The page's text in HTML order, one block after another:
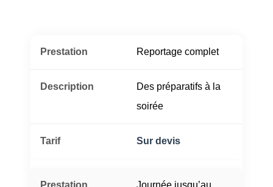
Reportage complet
Des préparatifs à la
soirée
Sur devis
Journée jusqu’au